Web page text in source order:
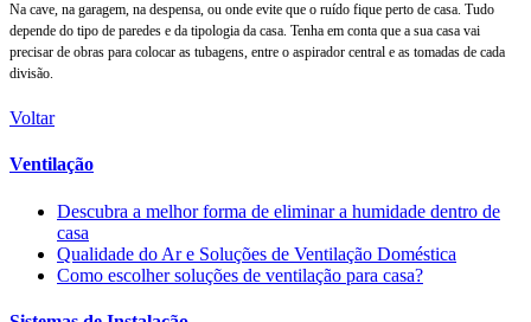
Na cave, na garagem, na despensa, ou onde evite que o ruído fique perto de casa. Tudo
depende do tipo de paredes e da tipologia da casa. Tenha em conta que a sua casa vai
precisar de obras para colocar as tubagens, entre o aspirador central e as tomadas de cada
divisão.
Voltar
Ventilação
Descubra a melhor forma de eliminar a humidade dentro de
casa
Qualidade do Ar e Soluções de Ventilação Doméstica
Como escolher soluções de ventilação para casa?